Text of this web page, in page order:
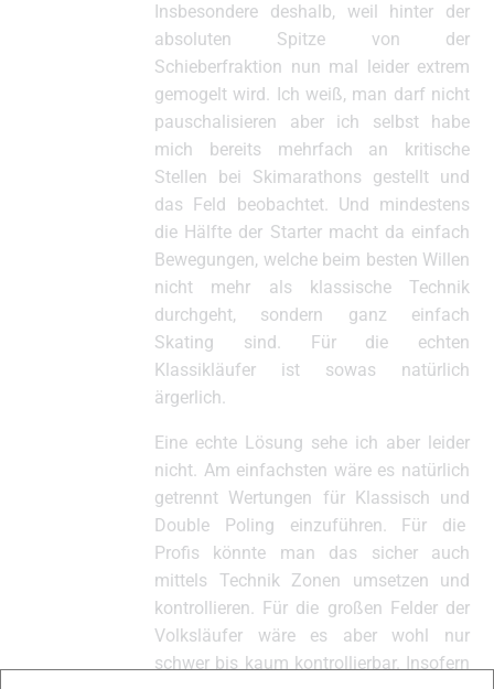
Insbesondere deshalb, weil hinter der
absoluten Spitze von der
Schieberfraktion nun mal leider extrem
gemogelt wird. Ich weiß, man darf nicht
pauschalisieren aber ich selbst habe
mich bereits mehrfach an kritische
Stellen bei Skimarathons gestellt und
das Feld beobachtet. Und mindestens
die Hälfte der Starter macht da einfach
Bewegungen, welche beim besten Willen
nicht mehr als klassische Technik
durchgeht, sondern ganz einfach
Skating sind. Für die echten
Klassikläufer ist sowas natürlich
ärgerlich.
Eine echte Lösung sehe ich aber leider
nicht. Am einfachsten wäre es natürlich
getrennt Wertungen für Klassisch und
Double Poling einzuführen. Für die
Profis könnte man das sicher auch
mittels Technik Zonen umsetzen und
kontrollieren. Für die großen Felder der
Volksläufer wäre es aber wohl nur
schwer bis kaum kontrollierbar. Insofern